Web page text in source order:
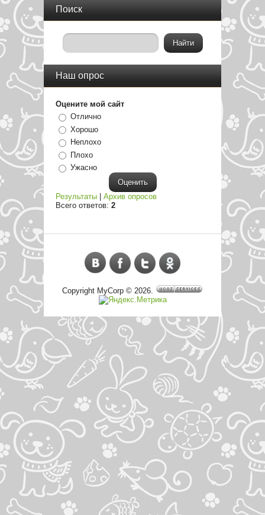
Поиск
Наш опрос
Оцените мой сайт
Отлично
Хорошо
Неплохо
Плохо
Ужасно
Результаты
Архив опросов
Всего ответов: 2
Copyright MyCorp © 2026